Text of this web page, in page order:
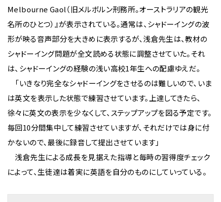
Melbourne Gaol（旧メルボルン刑務所。オーストラリアの観光
名所のひとつ）』が表示されている。通常は、シャドーイングの波
形が映る音声部分を大きめに表示するが、浅倉先生は、教材の
シャドーイング問題が全文読める状態に調整させていた。それ
は、シャドーイングの経験の浅い高校1年生への配慮ゆえだ。
「いきなり完全なシャドーイングをさせるのは難しいので、いま
は英文を表示した状態で練習させています。上達してきたら、
徐々に英文の表示を少なくして、ステップアップを図る予定です。
毎回10分間集中して練習させていますが、それだけでは身に付
かないので、最後に録音して提出させています」
浅倉先生による成長を見据えた指導と毎時の習得度チェック
によって、生徒達は着実に英語を自分のものにしていっている。